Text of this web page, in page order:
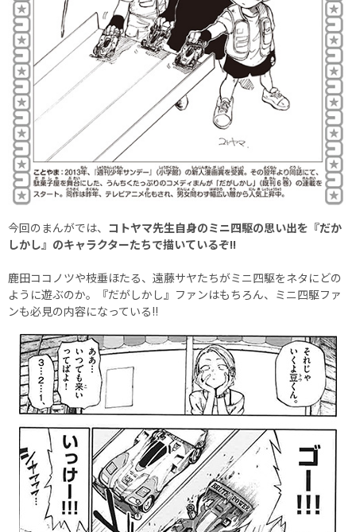
今回のまんがでは、 コトヤマ先生自身のミニ四駆の思い出を『だか
しかし』のキャラクターたちで描いているぞ!!
鹿田ココノツや枝垂ほたる、遠藤サヤたちがミニ四駆をネタにどの
ように遊ぶのか。『だがしかし』ファンはもちろん、ミニ四駆ファ
ンも必見の内容になっている!!